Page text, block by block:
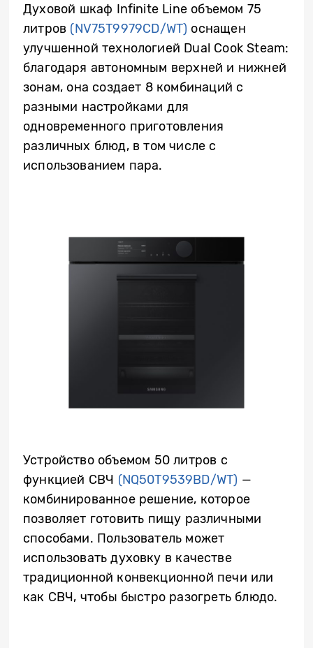
Духовой шкаф Infinite Line объемом 75
литров (NV75T9979CD/WT) оснащен
улучшенной технологией Dual Cook Steam:
благодаря автономным верхней и нижней
зонам, она создает 8 комбинаций с
разными настройками для
одновременного приготовления
различных блюд, в том числе с
использованием пара.
Устройство объемом 50 литров с
функцией СВЧ (NQ50T9539BD/WT) —
комбинированное решение, которое
позволяет готовить пищу различными
способами. Пользователь может
использовать духовку в качестве
традиционной конвекционной печи или
как СВЧ, чтобы быстро разогреть блюдо.